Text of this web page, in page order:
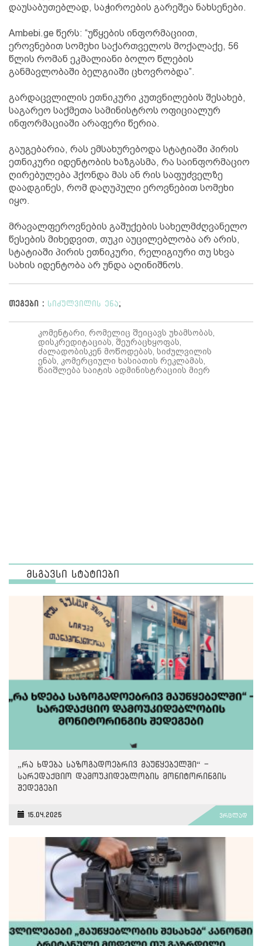
დაუსაბუთებლად, საჭიროების გარეშეა ნახსენები.
Ambebi.ge წერს: “უწყების ინფორმაციით,
ეროვნებით სომეხი საქართველოს მოქალაქე, 56
წლის რომან ეკმალიანი ბოლო წლების
განმავლობაში ბელგიაში ცხოვრობდა”.
გარდაცვლილის ეთნიკური კუთვნილების შესახებ,
საგარეო საქმეთა სამინისტროს ოფიციალურ
ინფორმაციაში არაფერი წერია.
გაუგებარია, რას ემსახურებოდა სტატიაში პირის
ეთნიკური იდენტობის ხაზგასმა, რა საინფორმაციო
ღირებულება ჰქონდა მას ან რის საფუძველზე
დაადგინეს, რომ დაღუპული ეროვნებით სომეხი
იყო.
მრავალფეროვნების გაშუქების სახელმძღვანელო
წესების მიხედვით, თუკი აუცილებლობა არ არის,
სტატიაში პირის ეთნიკური, რელიგიური თუ სხვა
სახის იდენტობა არ უნდა აღინიშნოს.
თეგები : სიძულვილის ენა ;
კომენტარი, რომელიც შეიცავს უხამსობას,
დისკრედიტაციას, შეურაცხყოფას,
ძალადობისკენ მოწოდებას, სიძულვილის
ენას, კომერციული ხასიათის რეკლამას,
წაიშლება საიტის ადმინისტრაციის მიერ
მსგავსი სტატიები
„რა ხდება საზოგადოებრივ მაუწყებელში“ -
სარედაქციო დამოუკიდებლობის მონიტორინგის
შედეგები
15.04.2025 ვრცლად